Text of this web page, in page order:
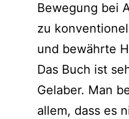
Bewegung bei
zu
und bewähr­te
Das Buch ist
Gelaber. Man
allem, dass es